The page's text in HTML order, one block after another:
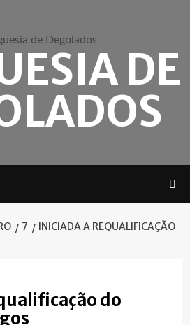
DE
7
INICIADA A REQUALIFICAÇÃO
do